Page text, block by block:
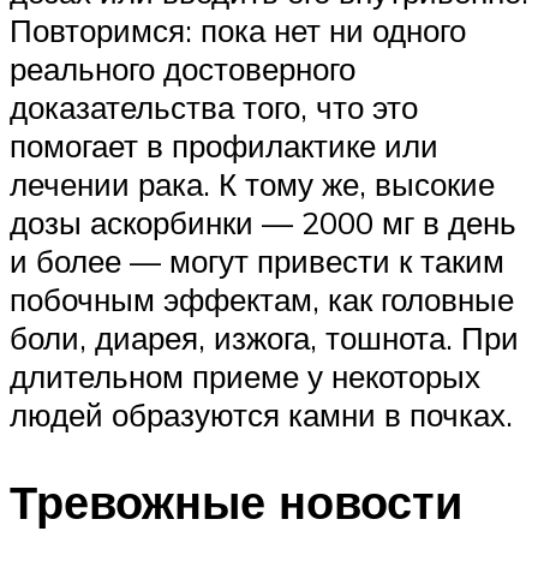
Повторимся: пока нет ни одного
реального достоверного
доказательства того, что это
помогает в профилактике или
лечении рака. К тому же, высокие
дозы аскорбинки — 2000 мг в день
и более — могут привести к таким
побочным эффектам, как головные
боли, диарея, изжога, тошнота. При
длительном приеме у некоторых
людей образуются камни в почках.
Тревожные новости